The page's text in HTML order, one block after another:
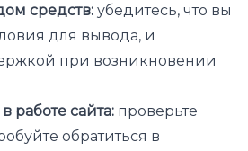
средств: убедитесь, что вы
для вывода, и
при возникновении
работе сайта: проверьте
обратиться в